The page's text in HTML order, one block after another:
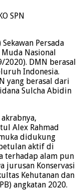
SPN
Persada
Nasional
DMN berasal
Indonesia.
yang berasal dari
Sulcha Abidin
Alex Rahmad
didukung
aktif di
terhadap alam pun
jurusan Konservasi
Kehutanan dan
angkatan 2020.